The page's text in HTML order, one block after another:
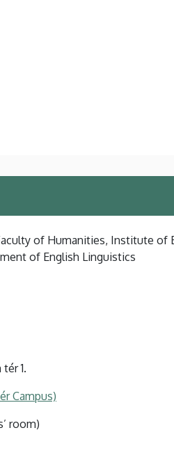
of Humanities, Institute of
of English Linguistics
1.
Campus)
room)